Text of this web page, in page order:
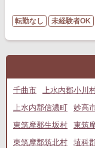
転勤なし 未経験者OK
千曲市 上水内郡小川
上水内郡信濃町
妙高
東筑摩郡生坂村
東筑
東筑摩郡筑北村
埴科